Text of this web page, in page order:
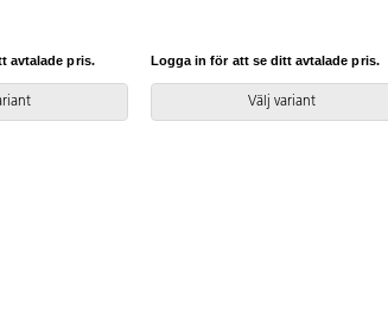
användas.
0208 Inkluderar
avtalade pris.
Leverantörens artikelnummer Steel
Logga in för att se ditt avtalade pris.
Välj variant